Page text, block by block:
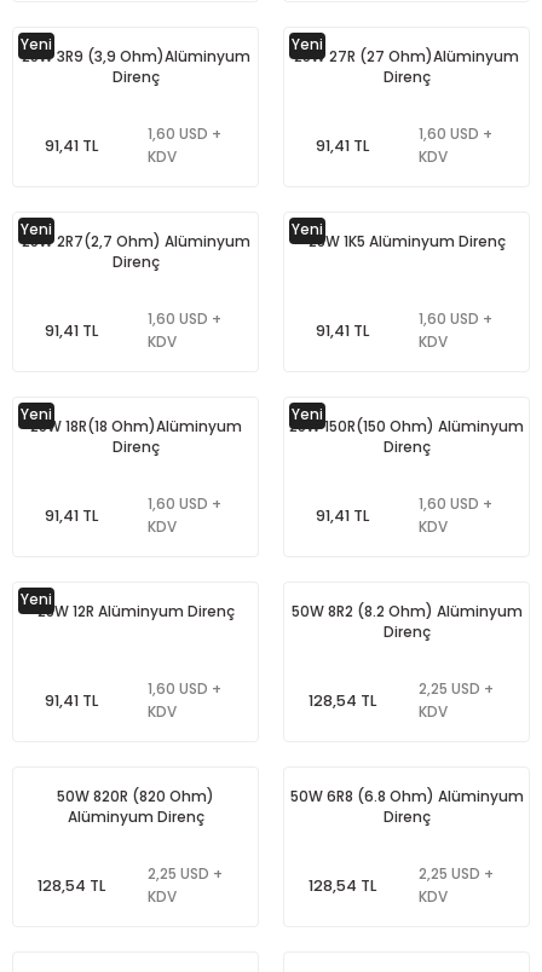
Yeni
25W 3R9 (3,9 Ohm)Alüminyum
Direnç
91,41 TL
1,60 USD +
KDV
Yeni
25W 27R (27 Ohm)Alüminyum
Direnç
91,41 TL
1,60 USD +
KDV
Yeni
25W 2R7(2,7 Ohm) Alüminyum
Direnç
91,41 TL
1,60 USD +
KDV
Yeni
25W 1K5 Alüminyum Direnç
91,41 TL
1,60 USD +
KDV
Yeni
25W 18R(18 Ohm)Alüminyum
Direnç
91,41 TL
1,60 USD +
KDV
Yeni
25W 150R(150 Ohm) Alüminyum
Direnç
91,41 TL
1,60 USD +
KDV
Yeni
25W 12R Alüminyum Direnç
91,41 TL
1,60 USD +
KDV
50W 8R2 (8.2 Ohm) Alüminyum
Direnç
128,54 TL
2,25 USD +
KDV
50W 820R (820 Ohm)
Alüminyum Direnç
128,54 TL
2,25 USD +
KDV
50W 6R8 (6.8 Ohm) Alüminyum
Direnç
128,54 TL
2,25 USD +
KDV